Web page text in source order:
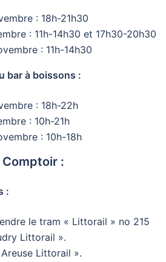
: 18h-21h30
: 11h-14h30 et 17h30-20h30
: 11h-14h30
bar à boissons :
: 18h-22h
: 10h-21h
: 10h-18h
:
:
le tram « Littorail » no 215
Littorail ».
Littorail ».